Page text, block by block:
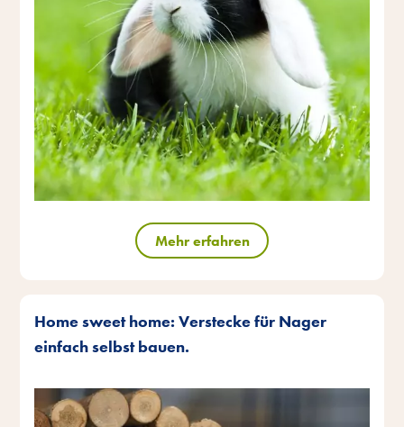
Mehr erfahren
Home sweet home: Verstecke für Nager
einfach selbst bauen.